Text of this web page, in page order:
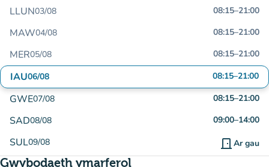
LLUN03/08 08:15–21:00
MAW04/08 08:15–21:00
MER05/08 08:15–21:00
IAU06/08 08:15–21:00
GWE07/08 08:15–21:00
SAD08/08 09:00–14:00
SUL09/08 door_front Ar gau
Gwybodaeth ymarferol